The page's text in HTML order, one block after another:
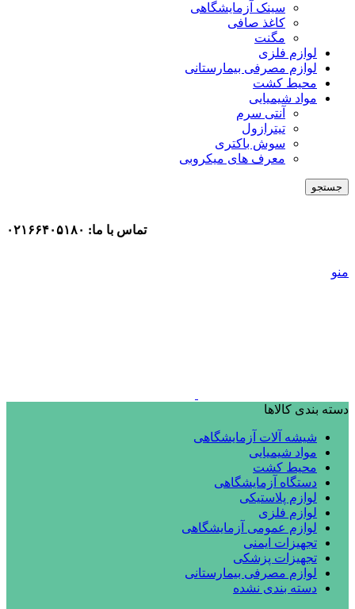
سینک آزمایشگاهی
کاغذ صافی
مگنت
لوازم فلزی
لوازم مصرفی بیمارستانی
محیط کشت
مواد شیمیایی
آنتی سرم
تیترازول
سوش باکتری
معرف های میکروبی
جستجو
تماس با ما: ۰۲۱۶۶۴۰۵۱۸۰
منو
دسته بندی کالاها
شیشه آلات آزمایشگاهی
مواد شیمیایی
محیط کشت
دستگاه آزمایشگاهی
لوازم پلاستیکی
لوازم فلزی
لوازم عمومی آزمایشگاهی
تجهیزات ایمنی
تجهیزات پزشکی
لوازم مصرفی بیمارستانی
دسته بندی نشده